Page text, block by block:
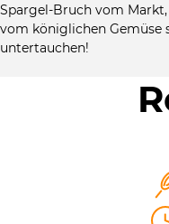
Spargel-Bruch vom
vom königlichen Gemüse
untertauchen!